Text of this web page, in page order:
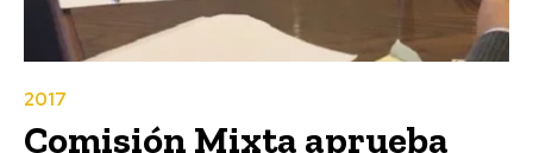
2017
Comisión Mixta aprueba